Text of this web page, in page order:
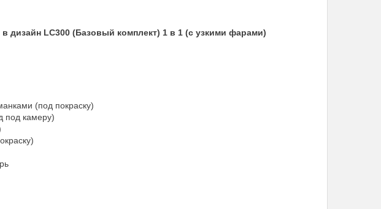
в дизайн LC300 (Базовый комплект) 1 в 1 (с узкими фарами)
(под покраску)
под камеру)